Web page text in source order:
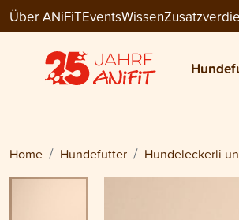
Über ANiFiTEventsWissen
Dog Snack
STICKS
CHF 21.90
Home Hundefutter Hundeleckerli